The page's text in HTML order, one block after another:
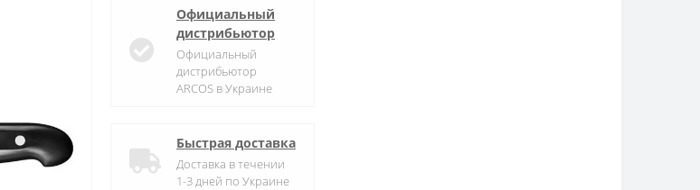
Официальный
дистрибьютор
Официальный
дистрибьютор
ARCOS в Украине
Быстрая доставка
Доставка в течении
1-3 дней по Украине